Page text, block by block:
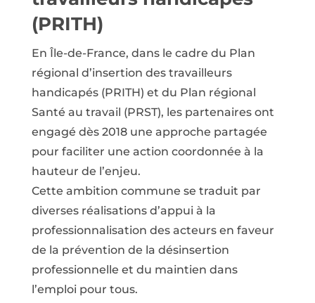
(PRITH)
En Île-de-France, dans le cadre du Plan
régional d’insertion des travailleurs
handicapés (PRITH) et du Plan régional
Santé au travail (PRST), les partenaires ont
engagé dès 2018 une approche partagée
pour faciliter une action coordonnée à la
hauteur de l’enjeu.
Cette ambition commune se traduit par
diverses réalisations d’appui à la
professionnalisation des acteurs en faveur
de la prévention de la désinsertion
professionnelle et du maintien dans
l’emploi pour tous.